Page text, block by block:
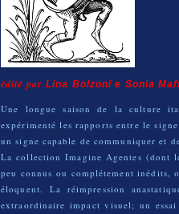
édité par Lina Bolzoni e Sonia
Une longue saison de la culture
expérimenté les rapports entre le
un signe capable de communiquer et
La collection Imagine Agentes (dont
peu connus ou complétement
éloquent. La réimpression
extraordinaire impact visuel; un